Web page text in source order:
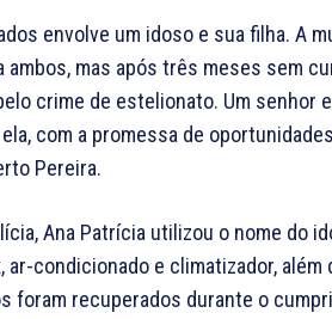
envolve um idoso e sua filha. A
ambos, mas após três meses sem
crime de estelionato. Um senhor
com a promessa de
Pereira.
Ana Patrícia utilizou o nome do
ar-condicionado e climatizador,
foram recuperados durante o